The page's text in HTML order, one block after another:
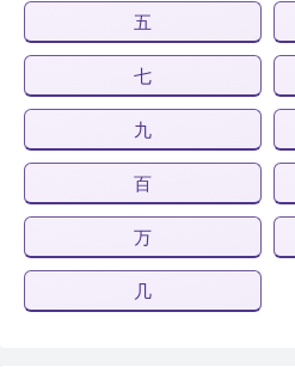
五
七
九
百
万
几